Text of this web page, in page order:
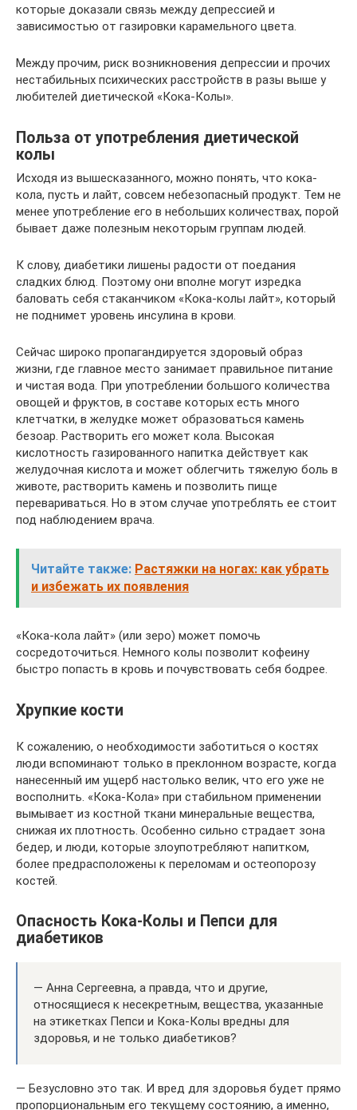
которые доказали связь между депрессией и
зависимостью от газировки карамельного цвета.
Между прочим, риск возникновения депрессии и прочих
нестабильных психических расстройств в разы выше у
любителей диетической «Кока-Колы».
Польза от употребления диетической
колы
Исходя из вышесказанного, можно понять, что кока-
кола, пусть и лайт, совсем небезопасный продукт. Тем не
менее употребление его в небольших количествах, порой
бывает даже полезным некоторым группам людей.
К слову, диабетики лишены радости от поедания
сладких блюд. Поэтому они вполне могут изредка
баловать себя стаканчиком «Кока-колы лайт», который
не поднимет уровень инсулина в крови.
Сейчас широко пропагандируется здоровый образ
жизни, где главное место занимает правильное питание
и чистая вода. При употреблении большого количества
овощей и фруктов, в составе которых есть много
клетчатки, в желудке может образоваться камень
безоар. Растворить его может кола. Высокая
кислотность газированного напитка действует как
желудочная кислота и может облегчить тяжелую боль в
животе, растворить камень и позволить пище
перевариваться. Но в этом случае употреблять ее стоит
под наблюдением врача.
Читайте также: Растяжки на ногах: как убрать
и избежать их появления
«Кока-кола лайт» (или зеро) может помочь
сосредоточиться. Немного колы позволит кофеину
быстро попасть в кровь и почувствовать себя бодрее.
Хрупкие кости
К сожалению, о необходимости заботиться о костях
люди вспоминают только в преклонном возрасте, когда
нанесенный им ущерб настолько велик, что его уже не
восполнить. «Кока-Кола» при стабильном применении
вымывает из костной ткани минеральные вещества,
снижая их плотность. Особенно сильно страдает зона
бедер, и люди, которые злоупотребляют напитком,
более предрасположены к переломам и остеопорозу
костей.
Опасность Кока-Колы и Пепси для
диабетиков
— Анна Сергеевна, а правда, что и другие,
относящиеся к несекретным, вещества, указанные
на этикетках Пепси и Кока-Колы вредны для
здоровья, и не только диабетиков?
— Безусловно это так. И вред для здоровья будет прямо
пропорциональным его текущему состоянию, а именно,